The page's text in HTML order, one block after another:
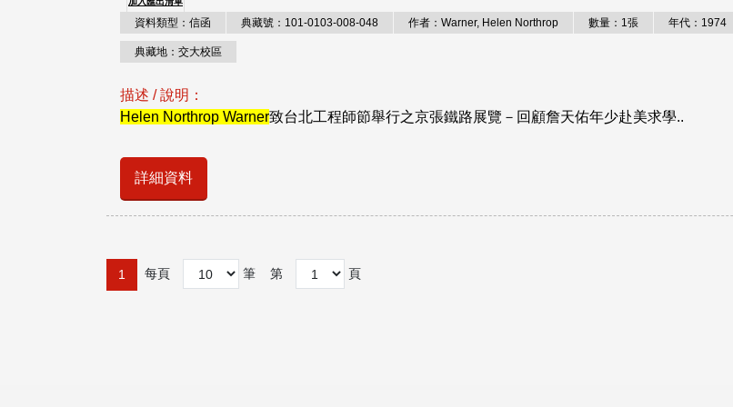
資料類型：信函 典藏號：101-0103-008-048 作者：Warner, Helen Northrop 數量：1張 年代：1974
典藏地：交大校區
描述 / 說明：
Helen Northrop Warner致台北工程師節舉行之京張鐵路展覽－回顧詹天佑年少赴美求學..
詳細資料
1 每頁 筆 第 頁